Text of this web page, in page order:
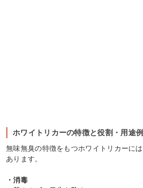
ホワイトリカーの特徴と役割・用途例
無味無臭の特徴をもつホワイトリカーに
あります。
・消毒